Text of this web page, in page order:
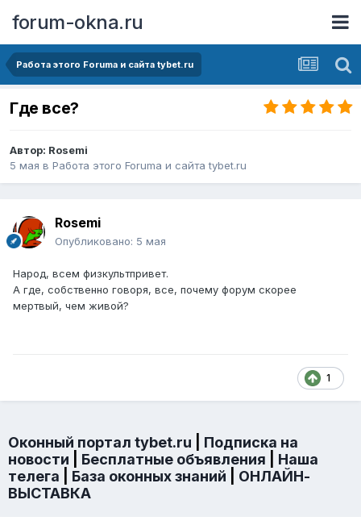
forum-okna.ru
Работа этого Forumа и сайта tybet.ru
Где все?
Автор: Rosemi
5 мая в Работа этого Forumа и сайта tybet.ru
Rosemi
Опубликовано: 5 мая
Народ, всем физкультпривет.
А где, собственно говоря, все, почему форум скорее
мертвый, чем живой?
1
Оконный портал tybet.ru
Подписка на
новости
Бесплатные объявления
Наша
телега
База оконных знаний
ОНЛАЙН-
ВЫСТАВКА